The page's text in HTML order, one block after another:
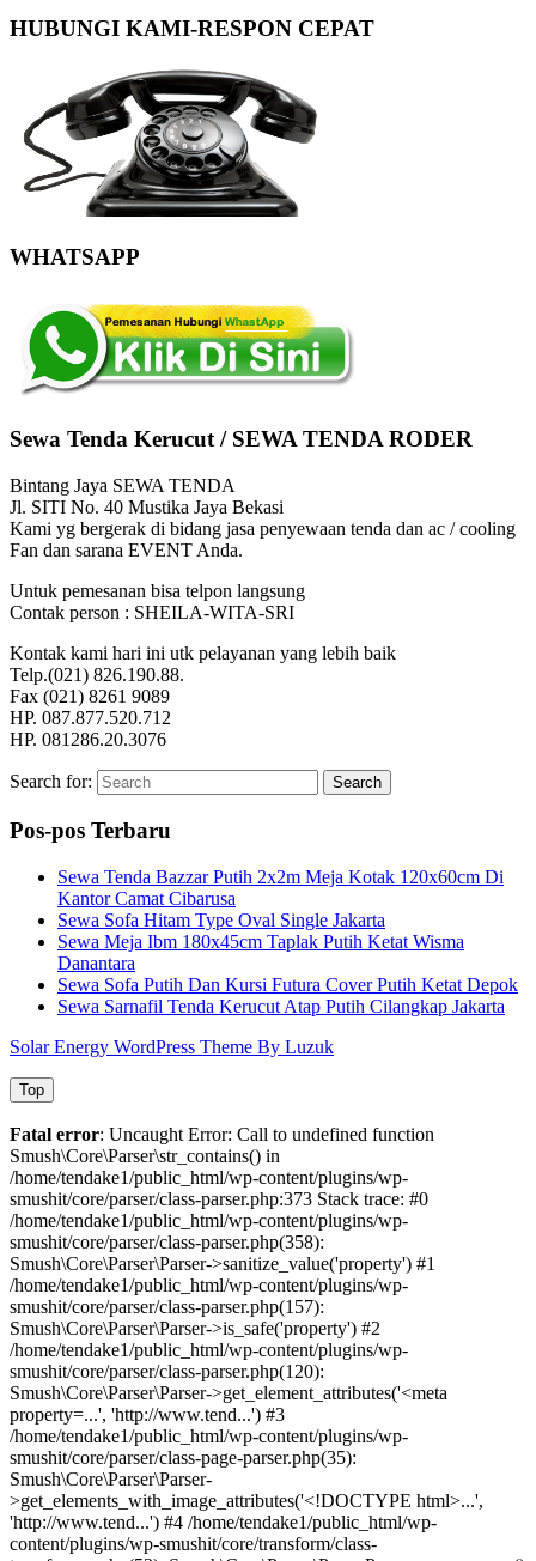
HUBUNGI KAMI-RESPON CEPAT
WHATSAPP
Sewa Tenda Kerucut / SEWA TENDA RODER
Bintang Jaya SEWA TENDA
Jl. SITI No. 40 Mustika Jaya Bekasi
Kami yg bergerak di bidang jasa penyewaan tenda dan ac / cooling
Fan dan sarana EVENT Anda.
Untuk pemesanan bisa telpon langsung
Contak person : SHEILA-WITA-SRI
Kontak kami hari ini utk pelayanan yang lebih baik
Telp.(021) 826.190.88.
Fax (021) 8261 9089
HP. 087.877.520.712
HP. 081286.20.3076
Search for: Search
Pos-pos Terbaru
Sewa Tenda Bazzar Putih 2x2m Meja Kotak 120x60cm Di
Kantor Camat Cibarusa
Sewa Sofa Hitam Type Oval Single Jakarta
Sewa Meja Ibm 180x45cm Taplak Putih Ketat Wisma
Danantara
Sewa Sofa Putih Dan Kursi Futura Cover Putih Ketat Depok
Sewa Sarnafil Tenda Kerucut Atap Putih Cilangkap Jakarta
Solar Energy WordPress Theme By Luzuk
Top
Fatal error: Uncaught Error: Call to undefined function
Smush\Core\Parser\str_contains() in
/home/tendake1/public_html/wp-content/plugins/wp-
smushit/core/parser/class-parser.php:373 Stack trace: #0
/home/tendake1/public_html/wp-content/plugins/wp-
smushit/core/parser/class-parser.php(358):
Smush\Core\Parser\Parser->sanitize_value('property') #1
/home/tendake1/public_html/wp-content/plugins/wp-
smushit/core/parser/class-parser.php(157):
Smush\Core\Parser\Parser->is_safe('property') #2
/home/tendake1/public_html/wp-content/plugins/wp-
smushit/core/parser/class-parser.php(120):
Smush\Core\Parser\Parser->get_element_attributes('<meta
property=...', 'http://www.tend...') #3
/home/tendake1/public_html/wp-content/plugins/wp-
smushit/core/parser/class-page-parser.php(35):
Smush\Core\Parser\Parser-
>get_elements_with_image_attributes('<!DOCTYPE html>...',
'http://www.tend...') #4 /home/tendake1/public_html/wp-
content/plugins/wp-smushit/core/transform/class-